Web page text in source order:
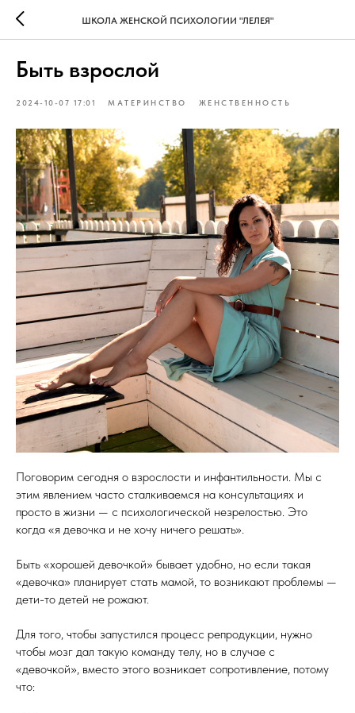
ШКОЛА ЖЕНСКОЙ ПСИХОЛОГИИ "ЛЕЛЕЯ"
Быть взрослой
2024-10-07 17:01 МАТЕРИНСТВО ЖЕНСТВЕННОСТЬ
Поговорим сегодня о взрослости и инфантильности. Мы с
этим явлением часто сталкиваемся на консультациях и
просто в жизни — с психологической незрелостью. Это
когда «я девочка и не хочу ничего решать».
Быть «хорошей девочкой» бывает удобно, но если такая
«девочка» планирует стать мамой, то возникают проблемы —
дети-то детей не рожают.
Для того, чтобы запустился процесс репродукции, нужно
чтобы мозг дал такую команду телу, но в случае с
«девочкой», вместо этого возникает сопротивление, потому
что: